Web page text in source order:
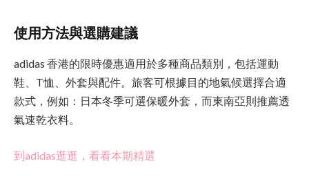
使用方法與選購建議
adidas 香港的限時優惠適用於多種商品類別，包括運動
鞋、T恤、外套與配件。旅客可根據目的地氣候選擇合適
款式，例如：日本冬季可選保暖外套，而東南亞則推薦透
氣速乾衣料。
到adidas逛逛，看看本期精選